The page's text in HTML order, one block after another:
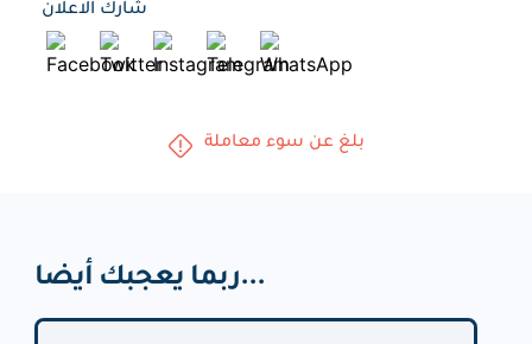
شارك الاعلان
بلغ عن سوء معاملة
ربما يعجبك أيضا...